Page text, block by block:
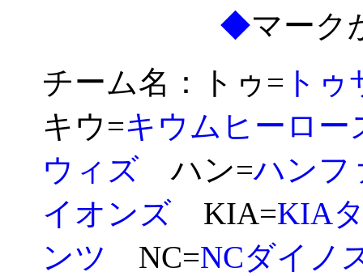
◆マーク
チーム名：トゥ= ト
キウ=キウムヒーロー
ウィズ ハン=ハンフ
イオンズ KIA=KIA
ンツ
NC=NCダイノ